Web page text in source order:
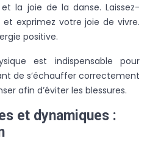
la joie de la danse. Laissez-
exprimez votre joie de vivre.
positive.
est indispensable pour
de s’échauffer correctement
afin d’éviter les blessures.
et dynamiques :